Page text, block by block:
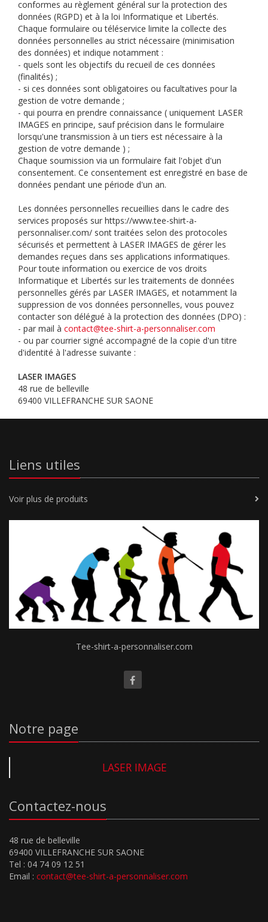
conformes au règlement général sur la protection des
données (RGPD) et à la loi Informatique et Libertés.
Chaque formulaire ou téléservice limite la collecte des
données personnelles au strict nécessaire (minimisation
des données) et indique notamment :
- quels sont les objectifs du recueil de ces données
(finalités) ;
- si ces données sont obligatoires ou facultatives pour la
gestion de votre demande ;
- qui pourra en prendre connaissance ( uniquement LASER
IMAGES en principe, sauf précision dans le formulaire
lorsqu'une transmission à un tiers est nécessaire à la
gestion de votre demande ) ;
Chaque soumission via un formulaire fait l'objet d'un
consentement. Ce consentement est enregistré en base de
données pendant une période d'un an.
Les données personnelles recueillies dans le cadre des
services proposés sur https://www.tee-shirt-a-
personnaliser.com/ sont traitées selon des protocoles
sécurisés et permettent à LASER IMAGES de gérer les
demandes reçues dans ses applications informatiques.
Pour toute information ou exercice de vos droits
Informatique et Libertés sur les traitements de données
personnelles gérés par LASER IMAGES, et notamment la
suppression de vos données personnelles, vous pouvez
contacter son délégué à la protection des données (DPO) :
- par mail à contact@tee-shirt-a-personnaliser.com
- ou par courrier signé accompagné de la copie d'un titre
d'identité à l'adresse suivante :
LASER IMAGES
48 rue de belleville
69400 VILLEFRANCHE SUR SAONE
Liens utiles
Voir plus de produits
Tee-shirt-a-personnaliser.com
Notre page
LASER IMAGE
Contactez-nous
48 rue de belleville
69400 VILLEFRANCHE SUR SAONE
Tel : 04 74 09 12 51
Email : contact@tee-shirt-a-personnaliser.com